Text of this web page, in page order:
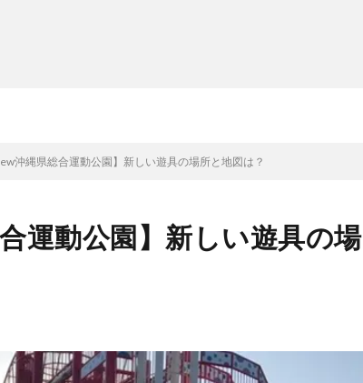
沖縄県総合運動公園】新しい遊具の場所と地図は？
運動公園】新しい遊具の場